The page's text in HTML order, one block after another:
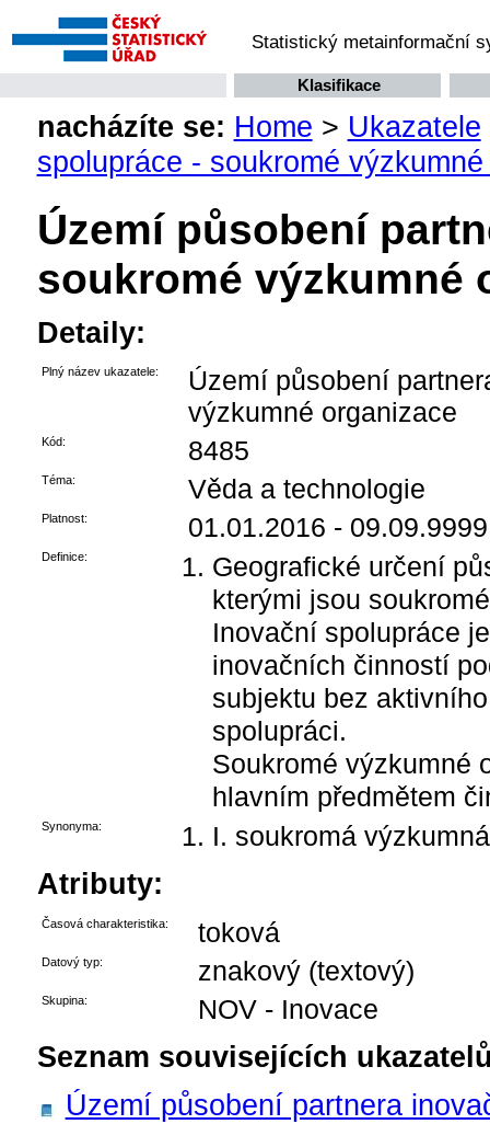
Statistický metainformační
Klasifikace
nacházíte se: Home > Ukazatele
spolupráce - soukromé
Území působení
soukromé výzkumné
Detaily:
Plný název ukazatele:
Území působení
výzkumné organizace
Kód: 8485
Téma: Věda a technologie
Platnost: 01.01.2016 - 09.09.9999
Definice:
Geografické určení
kterými jsou
Inovační spolupráce
inovačních činností
subjektu bez
spolupráci.
Soukromé výzkumné
hlavním předmětem
Synonyma: I. soukromá
Atributy:
Časová charakteristika: toková
Datový typ: znakový (textový)
Skupina: NOV - Inovace
Seznam souvisejících
Území působení partnera